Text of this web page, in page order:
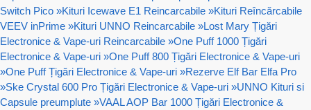
Switch Pico »Kituri Icewave E1 Reincarcabile »Kituri Reîncărcabile
VEEV inPrime »Kituri UNNO Reincarcabile »Lost Mary Țigări
Electronice & Vape-uri Reincarcabile »One Puff 1000 Țigări
Electronice & Vape-uri »One Puff 800 Țigări Electronice & Vape-uri
»One Puff Țigări Electronice & Vape-uri »Rezerve Elf Bar Elfa Pro
»Ske Crystal 600 Pro Țigări Electronice & Vape-uri »UNNO Kituri si
Capsule preumplute »VAAL AOP Bar 1000 Țigări Electronice &